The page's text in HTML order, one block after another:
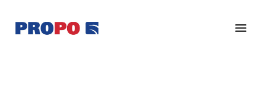
pääsisältöön
alatunnisteeseen